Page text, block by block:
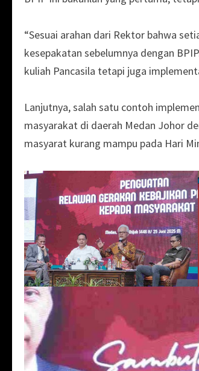
“Sesuai arahan dari Rektor bahwa
kesepakatan sebelumnya dengan
kuliah Pancasila tetapi juga
Lanjutnya, salah satu contoh
masyarakat di daerah Medan Johor
masyarat kurang mampu pada Hari